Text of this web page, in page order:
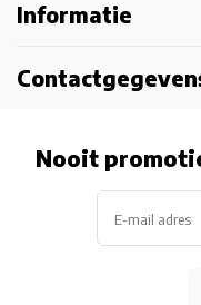
Informatie
Nooit